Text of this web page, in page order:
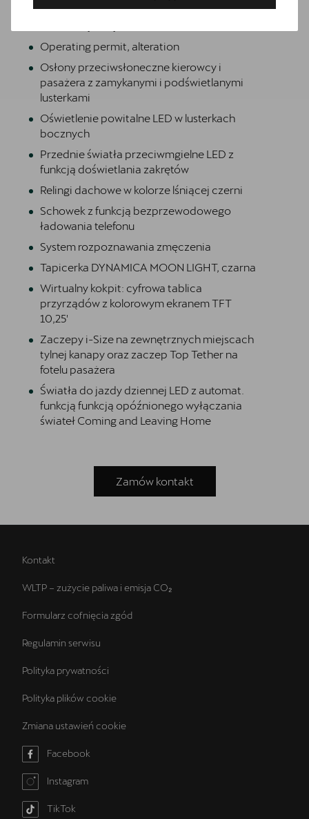
Przetestuj model z wybranym silnikiem i skrzynią biegów
Media System Plus: 12.9-calowy kolorowy
Operating permit, alteration
Osłony przeciwsłoneczne kierowcy i
pasażera z zamykanymi i podświetlanymi
lusterkami
Oświetlenie powitalne LED w lusterkach
bocznych
Przednie światła przeciwmgielne LED z
funkcją doświetlania zakrętów
Relingi dachowe w kolorze lśniącej czerni
Schowek z funkcją bezprzewodowego
ładowania telefonu
System rozpoznawania zmęczenia
Tapicerka DYNAMICA MOON LIGHT, czarna
Wirtualny kokpit: cyfrowa tablica
przyrządów z kolorowym ekranem TFT
10,25'
Zaczepy i-Size na zewnętrznych miejscach
tylnej kanapy oraz zaczep Top Tether na
fotelu pasażera
Światła do jazdy dziennej LED z automat.
funkcją funkcją opóźnionego wyłączania
świateł Coming and Leaving Home
Zamów kontakt
Kontakt
WLTP – zużycie paliwa i emisja CO₂
Formularz cofnięcia zgód
Regulamin serwisu
Polityka prywatności
Polityka plików cookie
Zmiana ustawień cookie
Facebook
Instagram
TikTok